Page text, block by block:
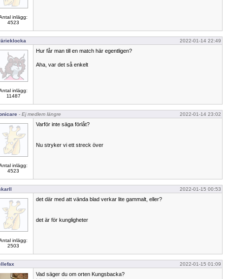
inlägg:
4523
2022-01-14 22:49
inlägg:
11487
Hur får man till en match här egentligen?
Aha, var det så enkelt
- Ej medlem längre 2022-01-14 23:02
inlägg:
4523
Varför inte säga förlåt?
Nu stryker vi ett streck över
2022-01-15 00:53
inlägg:
2503
det där med att vända blad verkar lite gammalt, eller?
det är för kungligheter
2022-01-15 01:09
Vad säger du om orten Kungsbacka?